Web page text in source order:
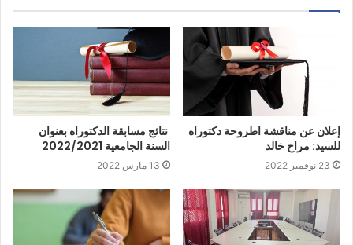
إعلان عن مناقشة اطروحة دكتوراه
للسيد: مراح خالد
23 نوفمبر 2022
نتائج مسابقة الدكتوراه بعنوان
السنة الجامعية 2022/2021
13 مارس 2022